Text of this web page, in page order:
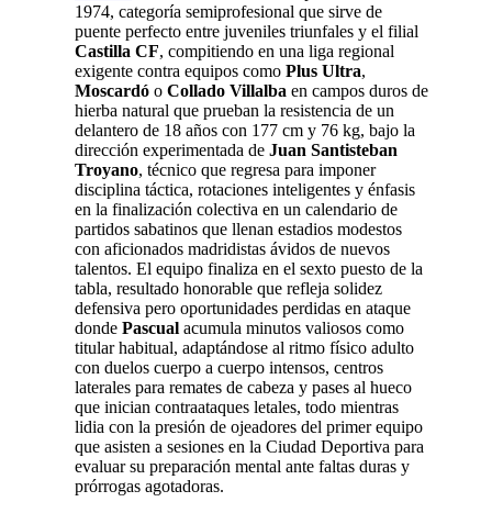
1974, categoría semiprofesional que sirve de
puente perfecto entre juveniles triunfales y el filial
Castilla CF, compitiendo en una liga regional
exigente contra equipos como Plus Ultra,
Moscardó o Collado Villalba en campos duros de
hierba natural que prueban la resistencia de un
delantero de 18 años con 177 cm y 76 kg, bajo la
dirección experimentada de Juan Santisteban
Troyano, técnico que regresa para imponer
disciplina táctica, rotaciones inteligentes y énfasis
en la finalización colectiva en un calendario de
partidos sabatinos que llenan estadios modestos
con aficionados madridistas ávidos de nuevos
talentos. El equipo finaliza en el sexto puesto de la
tabla, resultado honorable que refleja solidez
defensiva pero oportunidades perdidas en ataque
donde Pascual acumula minutos valiosos como
titular habitual, adaptándose al ritmo físico adulto
con duelos cuerpo a cuerpo intensos, centros
laterales para remates de cabeza y pases al hueco
que inician contraataques letales, todo mientras
lidia con la presión de ojeadores del primer equipo
que asisten a sesiones en la Ciudad Deportiva para
evaluar su preparación mental ante faltas duras y
prórrogas agotadoras.